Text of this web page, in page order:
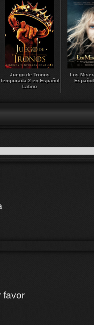
Juego de Tronos
Temporada 2 en Español
Latino
Los
favor